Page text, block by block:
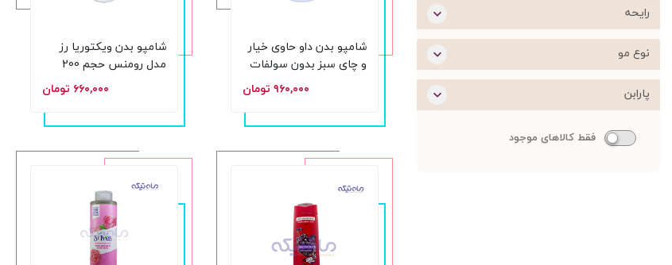
رایحه
نوع مو
پارابن
فقط کالاهای موجود
شامپو بدن داو حاوی خیار
و چای سبز بدون سولفات
۹۶۰,۰۰۰ تومان
شامپو بدن ویکتوریا رز
مدل رومنس حجم 200
۶۶۰,۰۰۰ تومان